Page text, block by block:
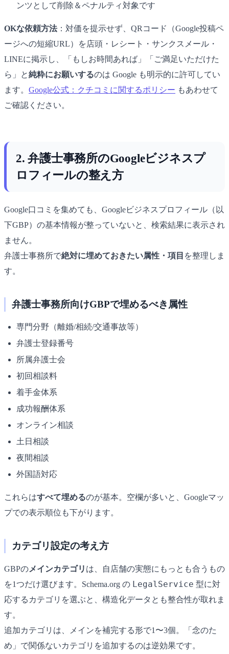
ンツとして削除＆ペナルティ対象です
OKな依頼方法：対価を提示せず、QRコード（Google投稿ペ
ージへの短縮URL）を店頭・レシート・サンクスメール・
LINEに掲示し、「もしお時間あれば」「ご満足いただけた
ら」と純粋にお願いするのは Google も明示的に許可してい
ます。 Google公式：クチコミに関するポリシー もあわせて
ご確認ください。
2. 弁護士事務所のGoogleビジネスプ
ロフィールの整え方
Google口コミを集めても、Googleビジネスプロフィール（以
下GBP）の基本情報が整っていないと、検索結果に表示され
ません。
弁護士事務所で絶対に埋めておきたい属性・項目 を整理しま
す。
弁護士事務所向けGBPで埋めるべき属性
専門分野（離婚/相続/交通事故等）
弁護士登録番号
所属弁護士会
初回相談料
着手金体系
成功報酬体系
オンライン相談
土日相談
夜間相談
外国語対応
これらはすべて埋めるのが基本。空欄が多いと、Googleマッ
プでの表示順位も下がります。
カテゴリ設定の考え方
GBPのメインカテゴリ は、自店舗の実態にもっとも合うもの
を1つだけ選びます。Schema.org の LegalService 型に対
応するカテゴリを選ぶと、構造化データとも整合性が取れま
す。
追加カテゴリは、メインを補完する形で1〜3個。「念のた
め」で関係ないカテゴリを追加するのは逆効果です。